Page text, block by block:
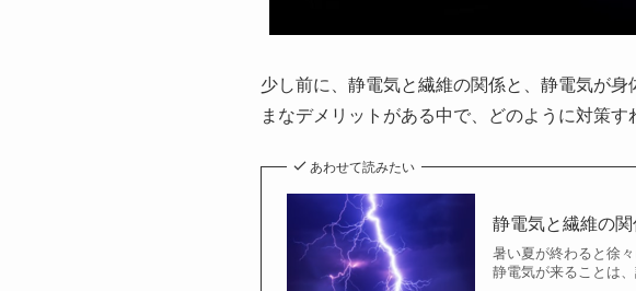
少し前に、静電気と繊維の関係と、静電気が
まなデメリットがある中で、どのように対策す
あわせて読みたい
静電気と繊維の
暑い夏が終わると徐
静電気が来ることは